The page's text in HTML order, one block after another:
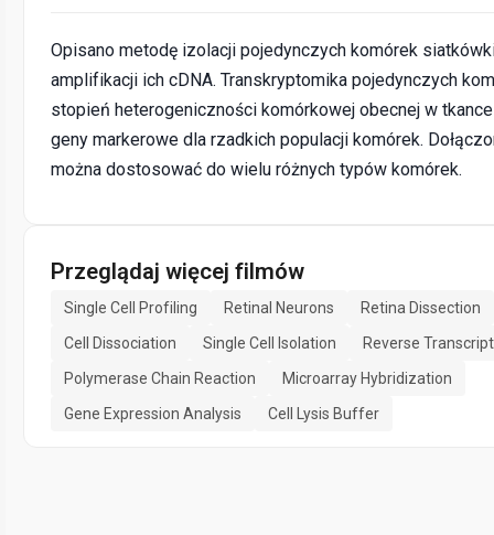
Opisano metodę izolacji pojedynczych komórek
amplifikacji ich cDNA. Transkryptomika pojedynczych
stopień heterogeniczności komórkowej obecnej w
geny markerowe dla rzadkich populacji komórek.
można dostosować do wielu różnych typów komórek.
Przeglądaj więcej filmów
Single Cell Profiling Retinal Neurons
Retina Dissection
Cell Dissociation
Single Cell Isolation
Reverse
Polymerase Chain Reaction
Microarray Hybridization
Gene Expression Analysis
Cell Lysis Buffer